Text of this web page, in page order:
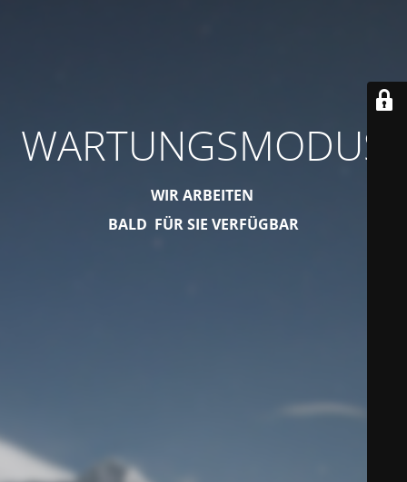
WARTUNGSMODUS
WIR ARBEITEN
BALD FÜR SIE VERFÜGBAR